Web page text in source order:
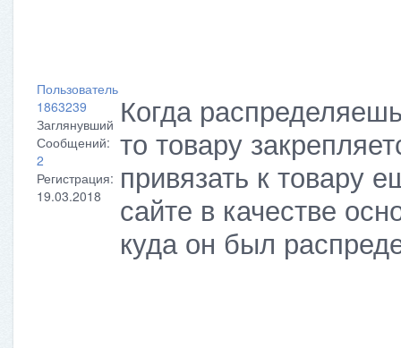
Пользователь
1863239
Заглянувший
Сообщений:
2
Регистрация:
19.03.2018
Когда
то товару
привязать к товару
сайте в качестве
куда он был